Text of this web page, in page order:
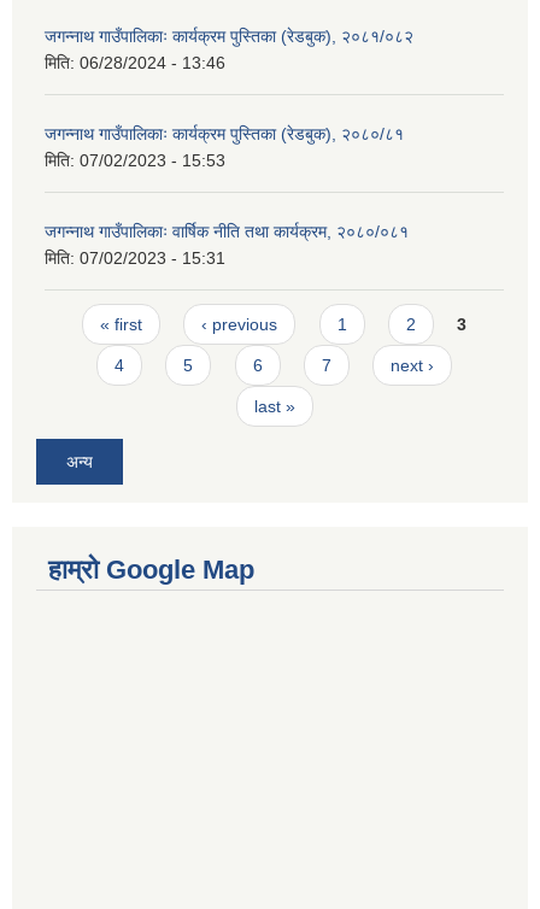
जगन्नाथ गाउँपालिकाः कार्यक्रम पुस्तिका (रेडबुक), २०८१/०८२
मिति: 06/28/2024 - 13:46
जगन्नाथ गाउँपालिकाः कार्यक्रम पुस्तिका (रेडबुक), २०८०/८१
मिति: 07/02/2023 - 15:53
जगन्नाथ गाउँपालिकाः वार्षिक नीति तथा कार्यक्रम, २०८०/०८१
मिति: 07/02/2023 - 15:31
Pages
« first ‹ previous 1 2 3
4 5 6 7 next ›
last »
अन्य
हाम्रो Google Map